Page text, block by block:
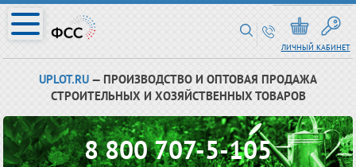
ЛИЧНЫЙ КАБИНЕТ
UPLOT.RU — ПРОИЗВОДСТВО И ОПТОВАЯ ПРОДАЖА
СТРОИТЕЛЬНЫХ И ХОЗЯЙСТВЕННЫХ ТОВАРОВ
8 800 707-5-105